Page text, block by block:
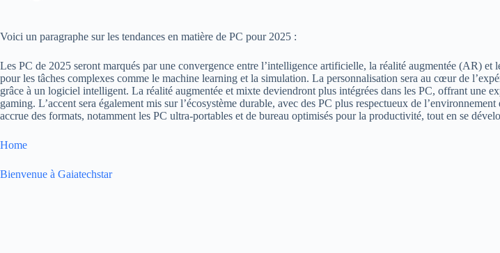
Voici un paragraphe sur les tendances en matière de PC pour 2025 :
Les PC de 2025 seront marqués par une convergence entre l’intelligence artificielle, la réalité augmentée (AR) et
pour les tâches complexes comme le machine learning et la simulation. La personnalisation sera au cœur de
grâce à un logiciel intelligent. La réalité augmentée et mixte deviendront plus intégrées dans les PC, offrant une
gaming. L’accent sera également mis sur l’écosystème durable, avec des PC plus respectueux de
accrue des formats, notamment les PC ultra-portables et de bureau optimisés pour la productivité, tout en se
Home
Bienvenue à Gaiatechstar